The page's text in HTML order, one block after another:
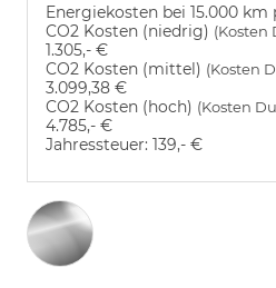
Energiekosten bei 15.000 km
CO2 Kosten (niedrig) (Kosten
1.305,- €
CO2 Kosten (mittel) (Kosten
3.099,38 €
CO2 Kosten (hoch) (Kosten
4.785,- €
Jahressteuer: 139,- €